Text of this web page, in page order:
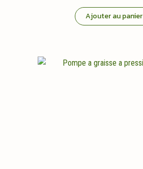
Ajouter au panier